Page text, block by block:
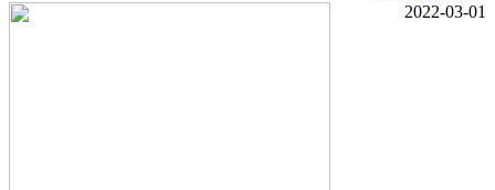
2022-03-01